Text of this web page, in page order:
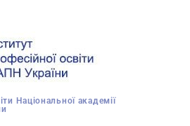
Національної академії